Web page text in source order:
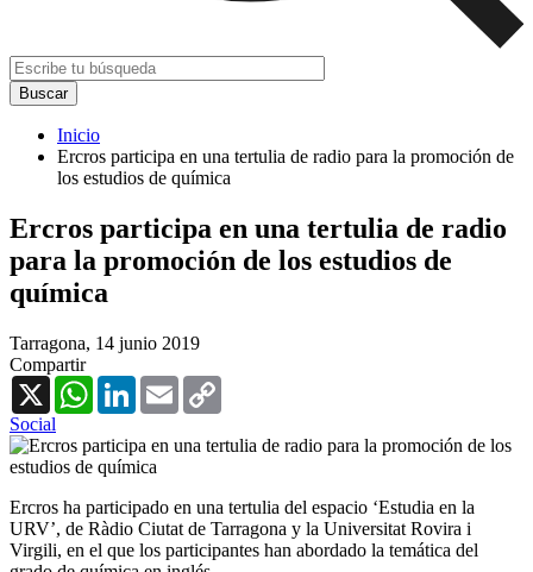
Inicio
Ercros participa en una tertulia de radio para la promoción de
los estudios de química
Ercros participa en una tertulia de radio
para la promoción de los estudios de
química
Tarragona, 14 junio 2019
Compartir
X
WhatsAppLinkedInEmail
Social
Ercros ha participado en una tertulia del espacio ‘Estudia en la
URV’, de Ràdio Ciutat de Tarragona y la Universitat Rovira i
Virgili, en el que los participantes han abordado la temática del